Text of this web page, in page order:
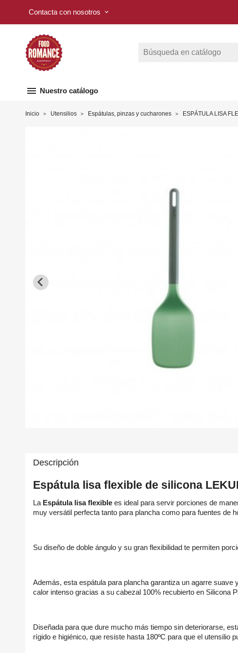
Contacta con nosotros keyboard_arrow_down
menu Nuestro catálogo
Inicio Utensilios Espátulas, pinzas y cucharones ESPÁTULA LISA
Descripción
Espátula lisa flexible de silicona
La Espátula lisa flexible es ideal para servir porciones de
muy versátil perfecta tanto para plancha como para fuentes de
Su diseño de doble ángulo y su gran flexibilidad te permiten
Además, esta espátula para plancha garantiza un agarre
calor intenso gracias a su cabezal 100% recubierto en Silicona
Diseñada para que dure mucho más tiempo sin deteriorarse,
rígido e higiénico, que resiste hasta 180ºC para que el